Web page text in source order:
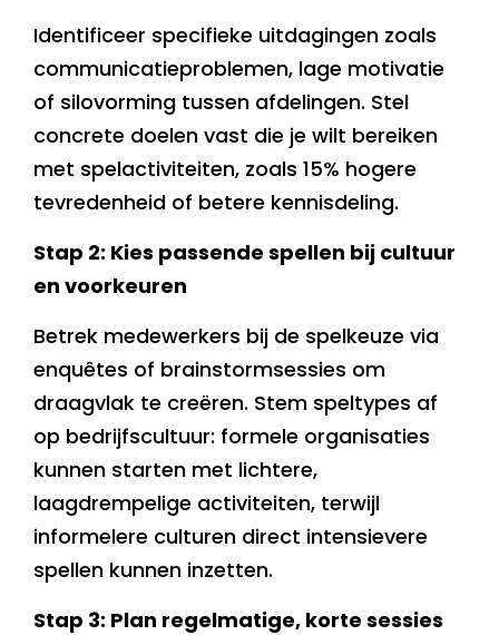
Identificeer specifieke uitdagingen zoals
communicatieproblemen, lage motivatie
of silovorming tussen afdelingen. Stel
concrete doelen vast die je wilt bereiken
met spelactiviteiten, zoals 15% hogere
tevredenheid of betere kennisdeling.
Stap 2: Kies passende spellen bij cultuur
en voorkeuren
Betrek medewerkers bij de spelkeuze via
enquêtes of brainstormsessies om
draagvlak te creëren. Stem speltypes af
op bedrijfscultuur: formele organisaties
kunnen starten met lichtere,
laagdrempelige activiteiten, terwijl
informelere culturen direct intensievere
spellen kunnen inzetten.
Stap 3: Plan regelmatige, korte sessies